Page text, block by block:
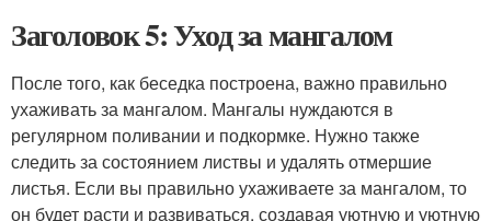
Заголовок 5: Уход за мангалом
После того, как беседка построена, важно правильно
ухаживать за мангалом. Мангалы нуждаются в
регулярном поливании и подкормке. Нужно также
следить за состоянием листвы и удалять отмершие
листья. Если вы правильно ухаживаете за мангалом, то
он будет расти и развиваться, создавая уютную и уютную